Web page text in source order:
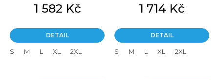
1 582 Kč
DETAIL
S M L XL 2XL
1 714 Kč
DETAIL
S M L XL 2XL